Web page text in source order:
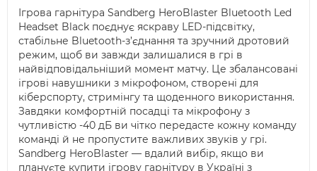
Ігрова гарнітура Sandberg HeroBlaster Bluetooth Led
Headset Black поєднує яскраву LED-підсвітку,
стабільне Bluetooth-з’єднання та зручний дротовий
режим, щоб ви завжди залишалися в грі в
найвідповідальніший момент матчу. Це збалансовані
ігрові навушники з мікрофоном, створені для
кіберспорту, стримінгу та щоденного використання.
Завдяки комфортній посадці та мікрофону з
чутливістю -40 дБ ви чітко передасте кожну команду
команді й не пропустите важливих звуків у грі.
Sandberg HeroBlaster — вдалий вибір, якщо ви
плануєте купити ігрову гарнітуру в Україні з